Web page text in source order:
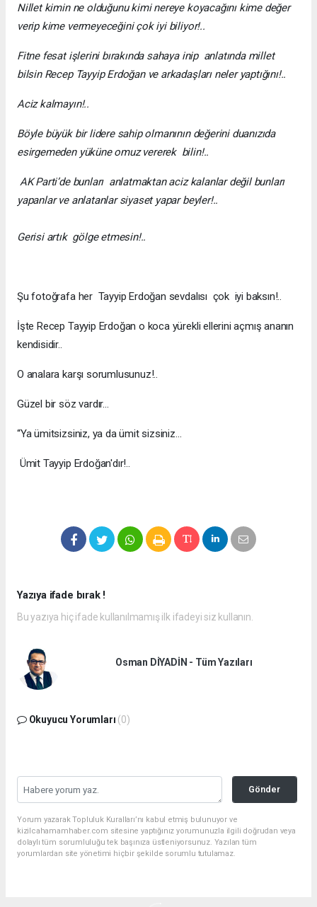
Nillet kimin ne olduğunu kimi nereye koyacağını kime değer
verip kime vermeyeceğini çok iyi biliyor!..
Fitne fesat işlerini bırakında sahaya inip anlatında millet
bilsin Recep Tayyip Erdoğan ve arkadaşları neler yaptığını!..
Aciz kalmayın!..
Böyle büyük bir lidere sahip olmanının değerini duanızıda
esirgemeden yüküne omuz vererek bilin!..
AK Parti’de bunları anlatmaktan aciz kalanlar değil bunları
yapanlar ve anlatanlar siyaset yapar beyler!..
Gerisi artık gölge etmesin!..
Şu fotoğrafa her Tayyip Erdoğan sevdalısı çok iyi baksın!..
İşte Recep Tayyip Erdoğan o koca yürekli ellerini açmış ananın
kendisidir..
O analara karşı sorumlusunuz!..
Güzel bir söz vardır...
“Ya ümitsizsiniz, ya da ümit sizsiniz...
Ümit Tayyip Erdoğan'dır!..
Yazıya ifade bırak !
Bu yazıya hiç ifade kullanılmamış ilk ifadeyi siz kullanın.
Osman DİYADİN - Tüm Yazıları
Okuyucu Yorumları (0)
Gönder
Yorum yazarak Topluluk Kuralları’nı kabul etmiş bulunuyor ve
kizilcahamamhaber.com sitesine yaptığınız yorumunuzla ilgili doğrudan veya
dolaylı tüm sorumluluğu tek başınıza üstleniyorsunuz. Yazılan tüm
yorumlardan site yönetimi hiçbir şekilde sorumlu tutulamaz.